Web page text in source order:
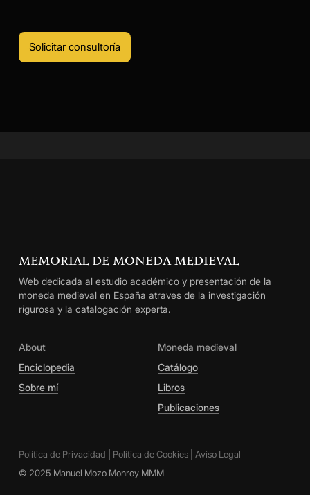
Solicitar consultoría
MEMORIAL DE MONEDA MEDIEVAL
Web dedicada al estudio académico y presentación de la
moneda medieval en España atraves de la investigación
rigurosa y la catalogación experta.
About
Enciclopedia
Sobre mí
Moneda medieval
Catálogo
Libros
Publicaciones
Política de Privacidad Política de Cookies| Aviso Legal
© 2025 Manuel Mozo Monroy MMM